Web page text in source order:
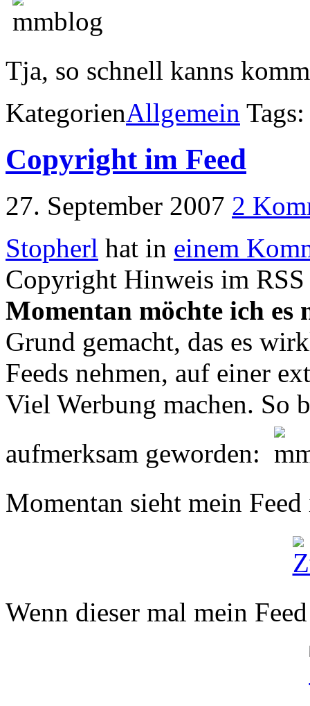
Tja, so schnell kanns
KategorienAllgemein
Copyright im Feed
27. September 2007 2
Stopherl hat in einem
Copyright Hinweis im RSS
Momentan möchte ich es
Grund gemacht, das es
Feeds nehmen, auf einer
Viel Werbung machen. So
aufmerksam geworden:
Momentan sieht mein
Wenn dieser mal mein